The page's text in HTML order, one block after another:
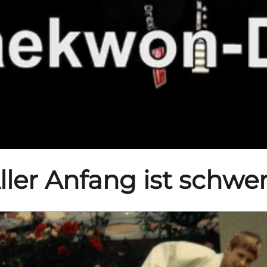
Anfang ist